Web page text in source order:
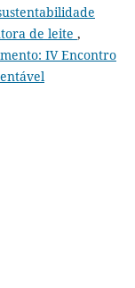
de leite ,
IV Encontro